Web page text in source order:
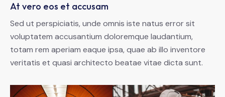
At vero eos et accusam
Sed ut perspiciatis, unde omnis iste natus error sit
voluptatem accusantium doloremque laudantium,
totam rem aperiam eaque ipsa, quae ab illo inventore
veritatis et quasi architecto beatae vitae dicta sunt.